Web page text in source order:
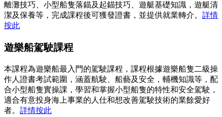
離灘技巧、小型船隻落錨及起錨技巧、遊艇基礎知識，遊艇清
潔及保養等，完成課程後可獲發證書，並提供就業轉介。 詳情
按此
遊樂船駕駛課程
本課程為遊樂船最入門的駕駛課程，課程根據遊樂船隻二級操
作人證書考試範圍，涵蓋航駛、船藝及安全，輔機知識等，配
合小型船隻實操課，學習和掌握小型船隻的特性和安全駕駛，
適合有意投身海上事業的人仕和想改善駕駛技術的業餘愛好
者。 詳情按此